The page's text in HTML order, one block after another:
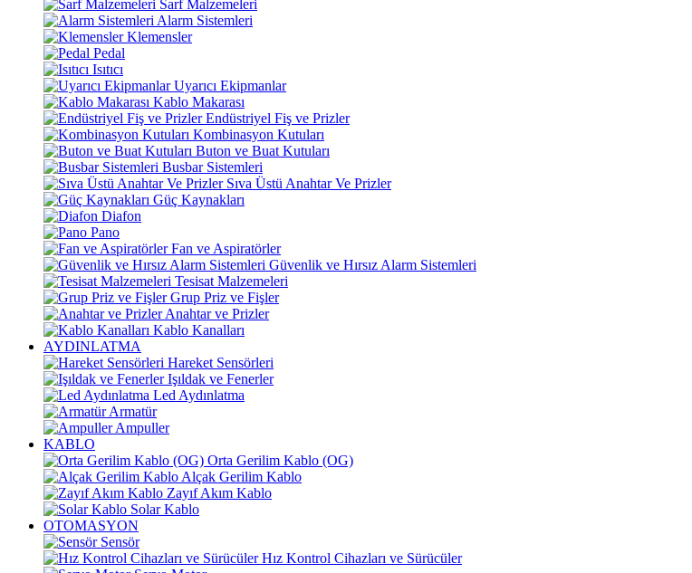
Sarf Malzemeleri
Alarm Sistemleri
Klemensler
Pedal
Isıtıcı
Uyarıcı Ekipmanlar
Kablo Makarası
Endüstriyel Fiş ve Prizler
Kombinasyon Kutuları
Buton ve Buat Kutuları
Busbar Sistemleri
Sıva Üstü Anahtar Ve Prizler
Güç Kaynakları
Diafon
Pano
Fan ve Aspiratörler
Güvenlik ve Hırsız Alarm Sistemleri
Tesisat Malzemeleri
Grup Priz ve Fişler
Anahtar ve Prizler
Kablo Kanalları
AYDINLATMA
Hareket Sensörleri
Işıldak ve Fenerler
Led Aydınlatma
Armatür
Ampuller
KABLO
Orta Gerilim Kablo (OG)
Alçak Gerilim Kablo
Zayıf Akım Kablo
Solar Kablo
OTOMASYON
Sensör
Hız Kontrol Cihazları ve Sürücüler